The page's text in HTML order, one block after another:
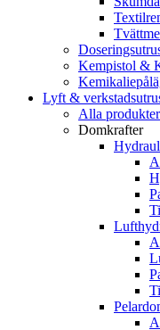
Kempistol &
Lyft &
Alla produkter
Domkrafter